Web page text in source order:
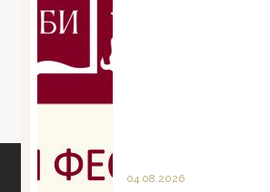
04.08.2026